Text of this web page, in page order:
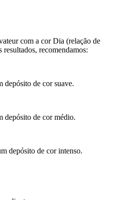
com a cor Dia (relação de
recomendamos:
depósito de cor suave.
depósito de cor médio.
depósito de cor intenso.